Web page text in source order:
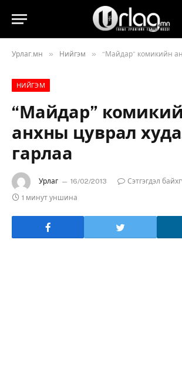
Урлаг.мн » Нийгэм » “Майдар” комикийн анхны
НИЙГЭМ
“Майдар”
анхны цуврал
гарлаа
Урлаг 16/02/2013
Сэтгэгдэл
1 минут уншина